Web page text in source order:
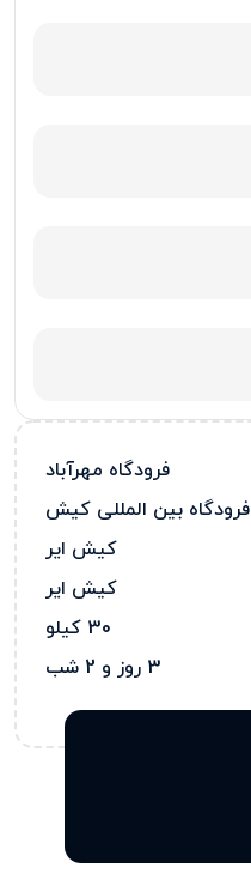
فرودگاه مهرآباد
فرودگاه بین المللی کیش
کیش ایر
کیش ایر
30 کیلو
3 روز و 2 شب